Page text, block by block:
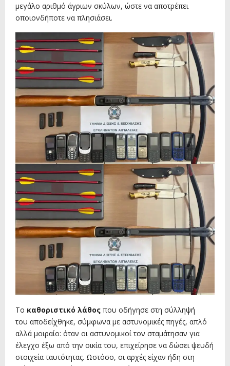
μεγάλο αριθμό άγριων σκύλων, ώστε να αποτρέπει
οποιονδήποτε να πλησιάσει.
Το καθοριστικό λάθος που οδήγησε στη σύλληψή
του αποδείχθηκε, σύμφωνα με αστυνομικές πηγές, απλό
αλλά μοιραίο: όταν οι αστυνομικοί τον σταμάτησαν για
έλεγχο έξω από την οικία του, επιχείρησε να δώσει ψευδή
στοιχεία ταυτότητας. Ωστόσο, οι αρχές είχαν ήδη στη